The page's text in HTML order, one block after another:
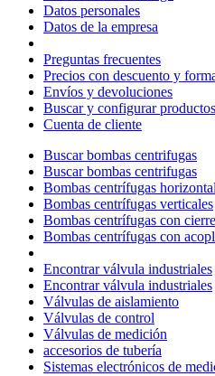
Datos personales
Datos de la empresa
Preguntas frecuentes
Precios con descuento y
Envíos y devoluciones
Buscar y configurar productos
Cuenta de cliente
Buscar bombas centrifugas
Buscar bombas centrifugas
Bombas centrífugas
Bombas centrífugas verticales
Bombas centrífugas con
Bombas centrífugas con
Encontrar válvula industriales
Encontrar válvula industriales
Válvulas de aislamiento
Válvulas de control
Válvulas de medición
accesorios de tubería
Sistemas electrónicos de